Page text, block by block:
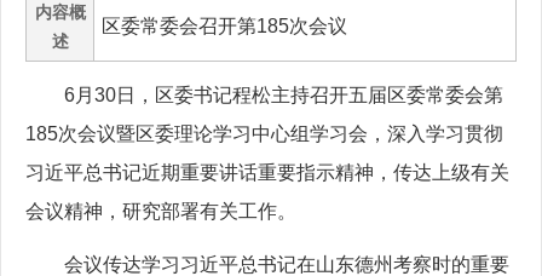
内容概
述
区委常委会召开第185次会议
6月30日，区委书记程松主持召开五届区委常委会第
185次会议暨区委理论学习中心组学习会，深入学习贯彻
习近平总书记近期重要讲话重要指示精神，传达上级有关
会议精神，研究部署有关工作。
会议传达学习习近平总书记在山东德州考察时的重要